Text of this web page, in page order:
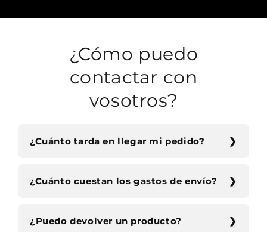
¿Cómo puedo
contactar con
vosotros?
¿Cuánto tarda en llegar mi pedido?
¿Cuánto cuestan los gastos de envío?
¿Puedo devolver un producto?